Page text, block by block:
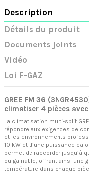
Description
Détails du produit
Documents joints
Vidéo
Loi F-GAZ
GREE FM 36
climatiser 4 pièces
La climatisation multi-split
répondre aux exigences de
et les environnements
10 kW et d’une puissance
permet de raccorder jusqu’à
ou gainable, offrant ainsi une
température dans chaque